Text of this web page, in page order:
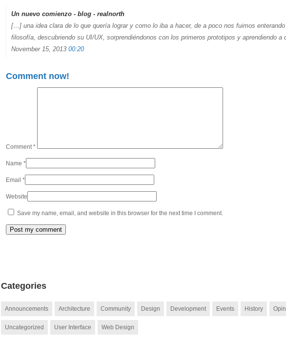
Un nuevo comienzo - blog - realnorth
[…] una idea clara de lo que quería lograr y como lo iba a hacer, de a poco nos fuimos
filosofía, descubriendo su UI/UX, sorprendiéndonos con los primeros prototipos y aprendiendo
November 15, 2013 00:20
Comment now!
Comment *
Name *
Email *
Website
Save my name, email, and website in this browser for the next time I comment.
Categories
Announcements Architecture Community Design Development Events History
Uncategorized User Interface Web Design